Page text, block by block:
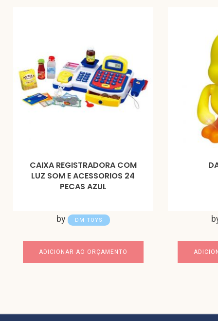
CAIXA REGISTRADORA COM
LUZ SOM E ACESSORIOS 24
PECAS AZUL
by DM TOYS
ADICIONAR AO ORÇAMENTO